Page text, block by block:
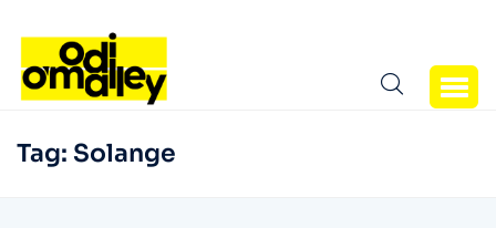
Tag: Solange